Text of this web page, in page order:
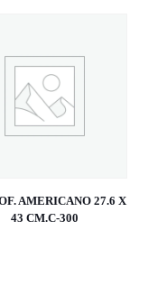
AMERICANO 27.6 X
43 CM.C-300